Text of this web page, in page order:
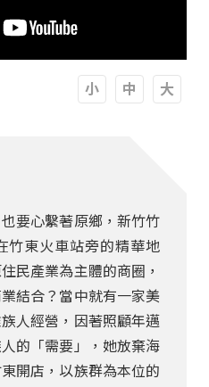
要心繫著原鄉，新竹竹
竹東火車站旁的精華地
民產業為主體的商圈，
結合？當中就有一家美
人經營，因著照顧年邁
的「需要」，她放棄海
開店，以族群為本位的